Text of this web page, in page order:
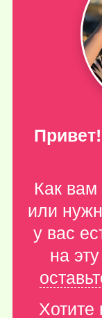
Как вам
или
у вас
на
Хотите